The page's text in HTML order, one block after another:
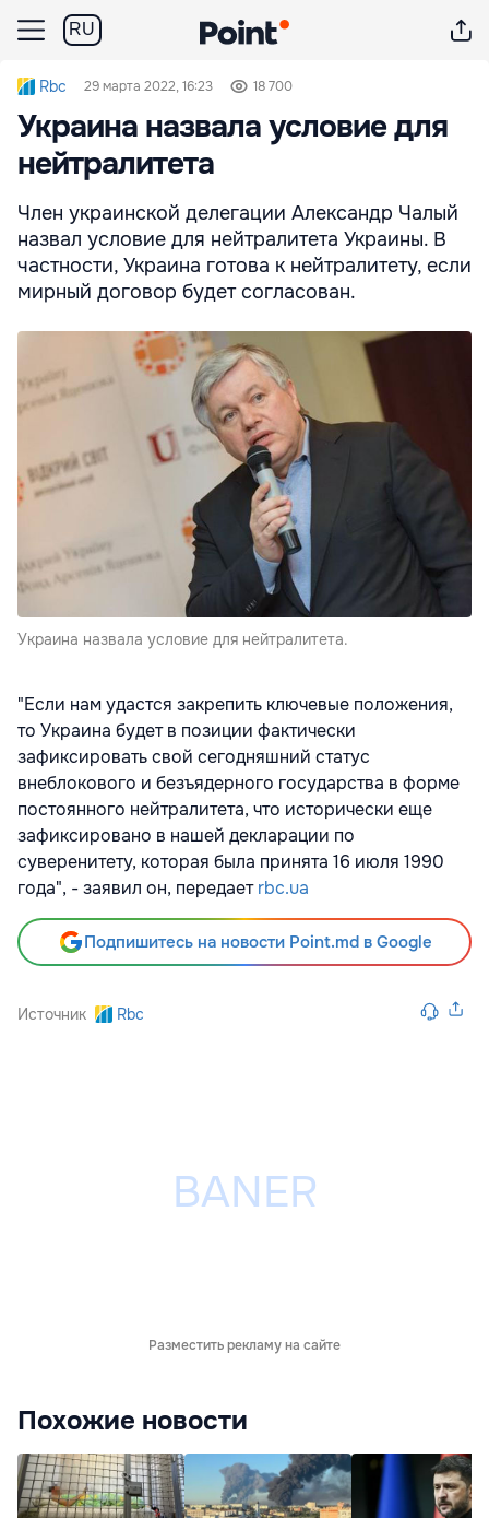
RU
Rbc 29 марта 2022, 16:23 18 700
Украина назвала условие для
нейтралитета
Член украинской делегации Александр Чалый
назвал условие для нейтралитета Украины. В
частности, Украина готова к нейтралитету, если
мирный договор будет согласован.
Украина назвала условие для нейтралитета.
"Если нам удастся закрепить ключевые положения,
то Украина будет в позиции фактически
зафиксировать свой сегодняшний статус
внеблокового и безъядерного государства в форме
постоянного нейтралитета, что исторически еще
зафиксировано в нашей декларации по
суверенитету, которая была принята 16 июля 1990
года", - заявил он, передаетrbc.ua
Подпишитесь на новости Point.md в Google
Источник Rbc
Разместить рекламу на сайте
Похожие новости